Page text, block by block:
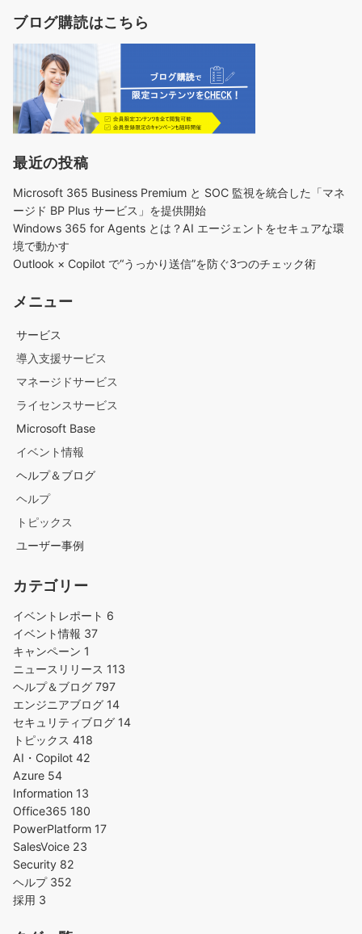
ブログ購読はこちら
最近の投稿
Microsoft 365 Business Premium と SOC 監視を統合した「マネ
ージド BP Plus サービス」を提供開始
Windows 365 for Agents とは？AI エージェントをセキュアな環
境で動かす
Outlook × Copilot で“うっかり送信”を防ぐ3つのチェック術​
メニュー
サービス
導入支援サービス
マネージドサービス
ライセンスサービス
Microsoft Base
イベント情報
ヘルプ＆ブログ
ヘルプ
トピックス
ユーザー事例
カテゴリー
イベントレポート 6
イベント情報 37
キャンペーン 1
ニュースリリース 113
ヘルプ＆ブログ 797
エンジニアブログ 14
セキュリティブログ 14
トピックス 418
AI・Copilot 42
Azure 54
Information 13
Office365 180
PowerPlatform 17
SalesVoice 23
Security 82
ヘルプ 352
採用 3